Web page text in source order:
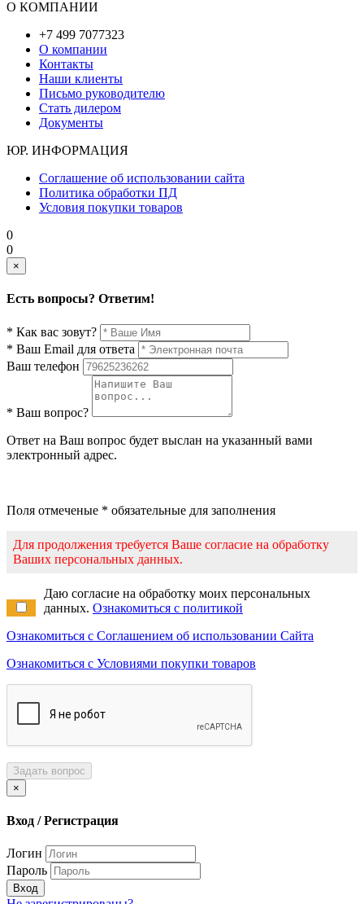
О КОМПАНИИ
+7 499 7077323
О компании
Контакты
Наши клиенты
Письмо руководителю
Стать дилером
Документы
ЮР. ИНФОРМАЦИЯ
Соглашение об использовании сайта
Политика обработки ПД
Условия покупки товаров
0
0
×
Есть вопросы? Ответим!
* Как вас зовут?
* Ваш Email для ответа
Ваш телефон
* Ваш вопрос?
Ответ на Ваш вопрос будет выслан на указанный вами
электронный адрес.
Поля отмеченые * обязательные для заполнения
Для продолжения требуется Ваше согласие на обработку
Ваших персональных данных.
Даю согласие на обработку моих персональных
данных. Ознакомиться с политикой
Ознакомиться с Соглашением об использовании Сайта
Ознакомиться с Условиями покупки товаров
Задать вопрос
×
Вход / Регистрация
Логин
Пароль
Вход